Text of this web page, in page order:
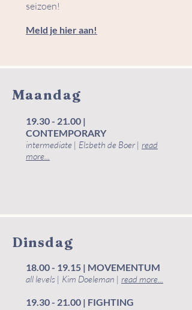
seizoen!
Meld je hier aan!
Maandag
19.30 - 21.00 |
CONTEMPORARY
intermediate | Elsbeth de Boer | read
more...
Dinsdag
18.00 - 19.15 | MOVEMENTUM
all levels | Kim Doeleman ​| read more...
19.30 - 21.00 | FIGHTING